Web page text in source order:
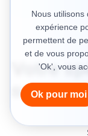
Votre
Nous utilisons
expérience
permettent de
et de vous
'Ok', vous
Ok pour moi